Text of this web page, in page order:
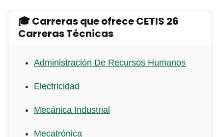
🎓 Carreras que ofrece CETIS 26
Carreras Técnicas
Administración De Recursos Humanos
Electricidad
Mecánica Industrial
Mecatrónica